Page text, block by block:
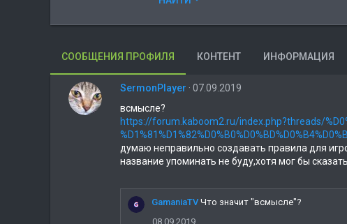
СООБЩЕНИЯ ПРОФИЛЯ КОНТЕНТ ИНФОРМАЦИЯ
SermonPlayer
07.09.2019
всмысле?
https://forum.kaboom2.ru/index.php?threads/
думаю неправильно создавать правила для
название упоминать не буду,хотя мог бы
GamaniaTV Что значит "всмысле"?
08.09.2019